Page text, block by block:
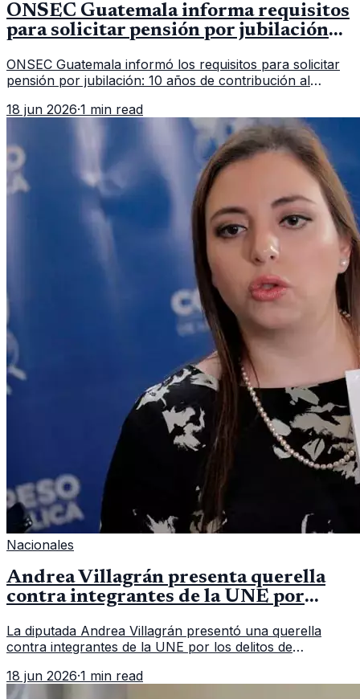
ONSEC Guatemala informa requisitos
para solicitar pensión por jubilación
ONSEC Guatemala informó los requisitos para solicitar
pensión por jubilación: 10 años de contribución al
importar edad.
18 jun 2026·1 min read
Nacionales
Andrea Villagrán presenta querella
contra integrantes de la UNE por
La diputada Andrea Villagrán presentó una querella
contra integrantes de la UNE por los delitos de
18 jun 2026·1 min read